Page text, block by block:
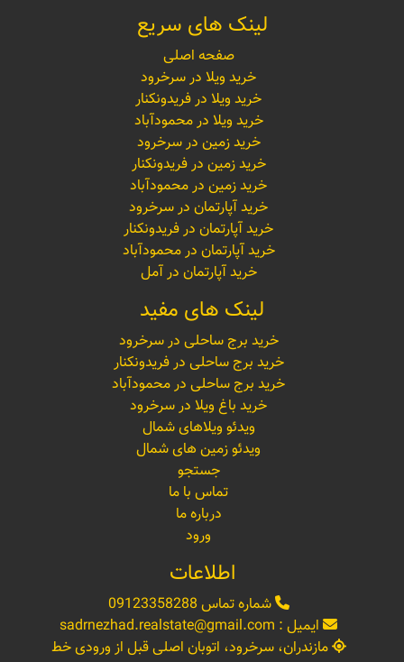
لینک های سریع
صفحه اصلی
خرید ویلا در سرخرود
خرید ویلا در فریدونکنار
خرید ویلا در محمودآباد
خرید زمین در سرخرود
خرید زمین در فریدونکنار
خرید زمین در محمودآباد
خرید آپارتمان در سرخرود
خرید آپارتمان در فریدونکنار
خرید آپارتمان در محمودآباد
خرید آپارتمان در آمل
لینک های مفید
خرید برج ساحلی در سرخرود
خرید برج ساحلی در فریدونکنار
خرید برج ساحلی در محمودآباد
خرید باغ ویلا در سرخرود
ویدئو ویلاهای شمال
ویدئو زمین های شمال
جستجو
تماس با ما
درباره ما
ورود
اطلاعات
شماره تماس 09123358288
ایمیل : sadrnezhad.realstate@gmail.com
مازندران، سرخرود، اتوبان اصلی قبل از ورودی خط